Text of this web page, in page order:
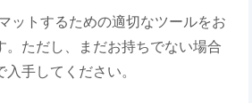
ットするための適切なツールをお
。ただし、まだお持ちでない場合
手してください。